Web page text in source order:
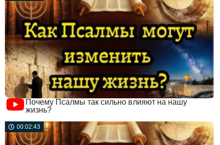
Почему Псалмы так сильно влияют на нашу
жизнь?
00:02:43